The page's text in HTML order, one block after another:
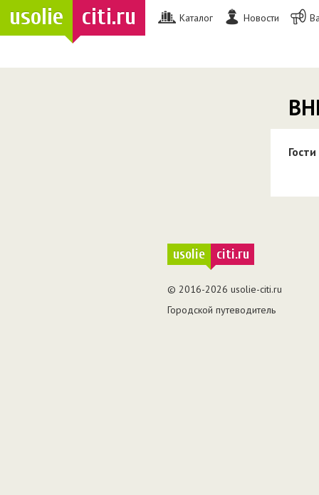
usolie citi.ru Каталог Новости
Гости
usolie citi.ru
© 2016-2026 usolie-citi.ru
Городской путеводитель